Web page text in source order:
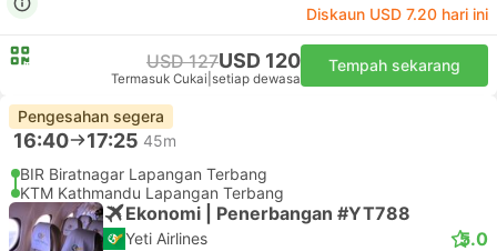
Diskaun USD 7.20 hari ini
USD 127USD 120
Termasuk Cukai setiap dewasa
Tempah sekarang
Pengesahan segera
16:40 17:25 45m
BIR Biratnagar Lapangan Terbang
KTM Kathmandu Lapangan Terbang
Ekonomi | Penerbangan #YT788
Yeti Airlines 5.0